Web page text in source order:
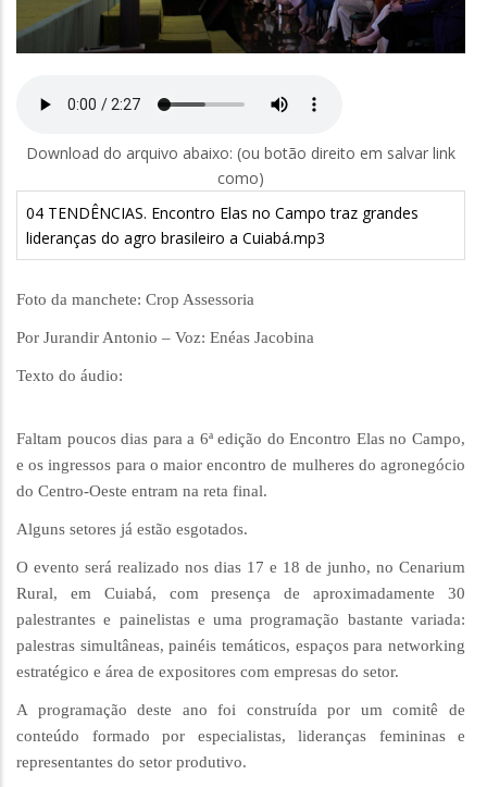
Download do arquivo abaixo: (ou botão direito em salvar link
como)
04 TENDÊNCIAS. Encontro Elas no Campo traz grandes
lideranças do agro brasileiro a Cuiabá.mp3
Foto da manchete: Crop Assessoria
Por Jurandir Antonio – Voz: Enéas Jacobina
Texto do áudio:
Faltam poucos dias para a 6ª edição do Encontro Elas no Campo,
e os ingressos para o maior encontro de mulheres do agronegócio
do Centro-Oeste entram na reta final.
Alguns setores já estão esgotados.
O evento será realizado nos dias 17 e 18 de junho, no Cenarium
Rural, em Cuiabá, com presença de aproximadamente 30
palestrantes e painelistas e uma programação bastante variada:
palestras simultâneas, painéis temáticos, espaços para networking
estratégico e área de expositores com empresas do setor.
A programação deste ano foi construída por um comitê de
conteúdo formado por especialistas, lideranças femininas e
representantes do setor produtivo.